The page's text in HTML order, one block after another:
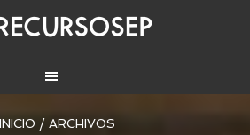
INICIO / ARCHIVOS